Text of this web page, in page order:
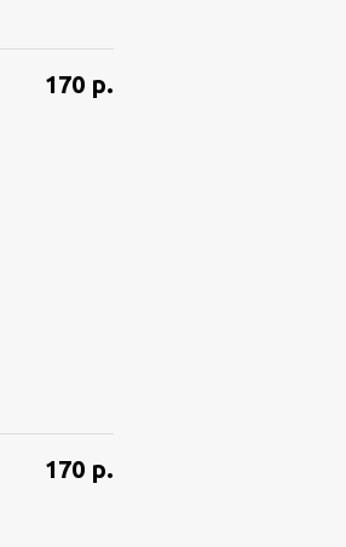
170 р.
170 р.